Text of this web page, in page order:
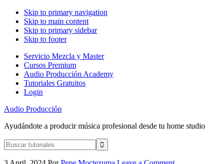
Skip to primary navigation
Skip to main content
Skip to primary sidebar
Skip to footer
Servicio Mezcla y Master
Cursos Premium
Audio Producción Academy
Tutoriales Gratuitos
Login
Audio Producción
Ayudándote a producir música profesional desde tu home studio
Buscar
tutoriales